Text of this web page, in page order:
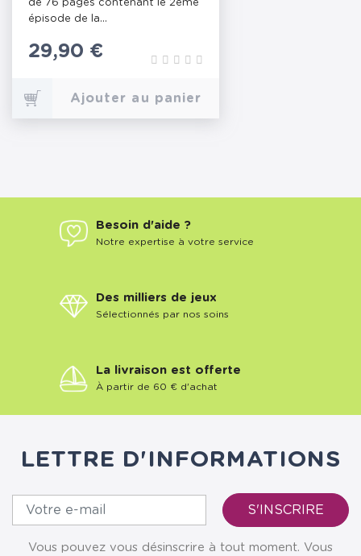
de 76 pages contenant le 2ème
épisode de la...
Prix
29,90 €
Ajouter au panier
Besoin d'aide ?
Notre expertise à votre service
Des milliers de jeux
Sélectionnés par nos soins
La livraison est offerte
À partir de 60 € d'achat
LETTRE D'INFORMATIONS
Vous pouvez vous désinscrire à tout moment. Vous